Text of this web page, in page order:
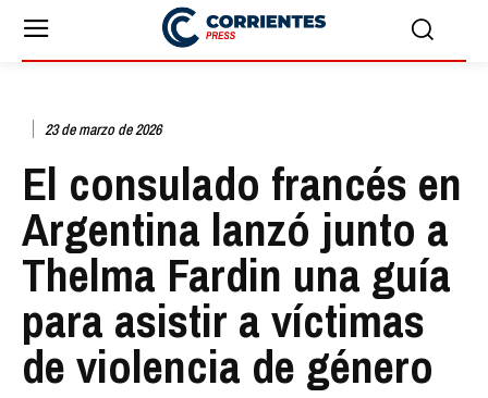
23 de marzo de 2026
El consulado francés en
Argentina lanzó junto a
Thelma Fardin una guía
para asistir a víctimas
de violencia de género